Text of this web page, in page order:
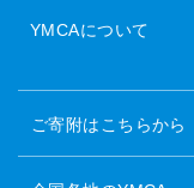
YMCAについて
ご寄附はこちらから